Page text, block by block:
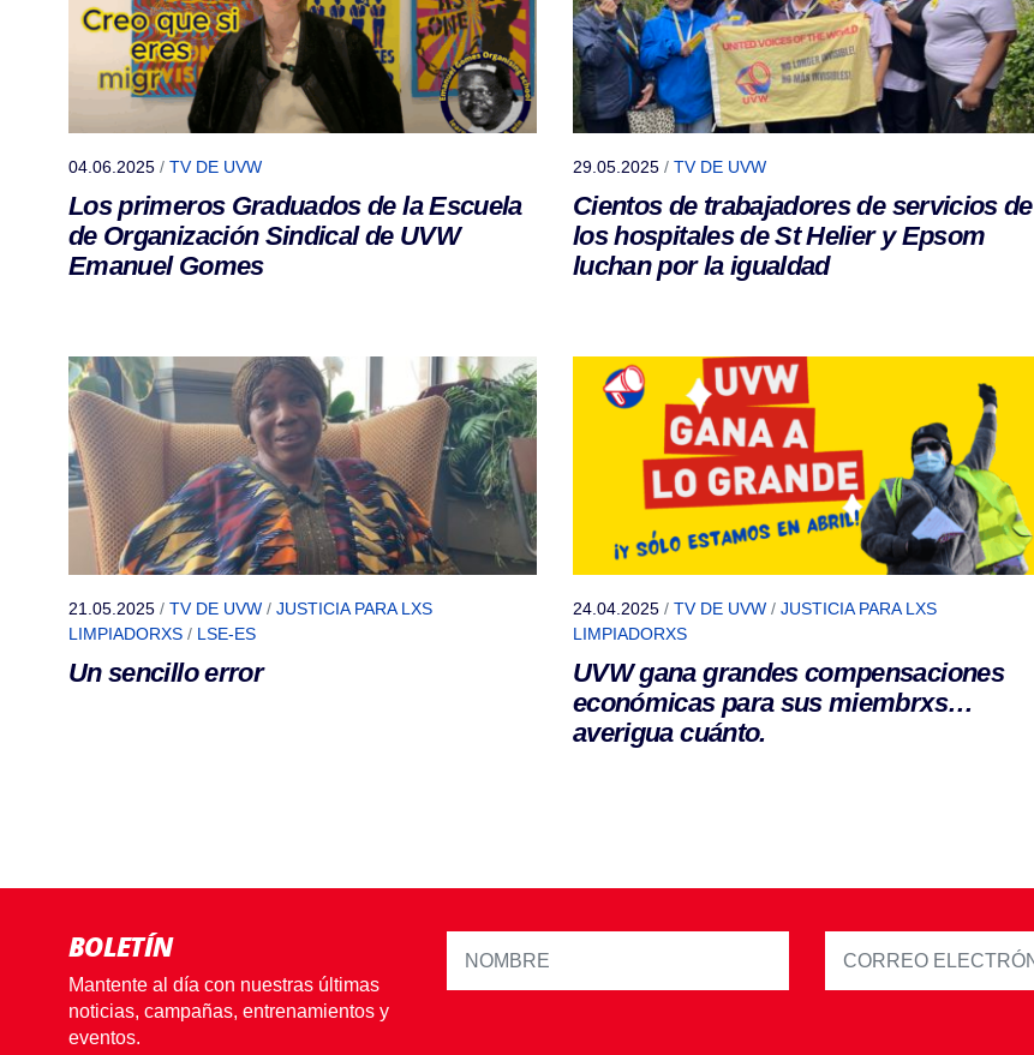
04.06.2025 / TV DE UVW
Los primeros Graduados de la Escuela
de Organización Sindical de UVW
Emanuel Gomes
29.05.2025 / TV DE UVW
Cientos de trabajadores de servicios de
los hospitales de St Helier y Epsom
luchan por la igualdad
21.05.2025 / TV DE UVW / JUSTICIA PARA LXS
LIMPIADORXS / LSE-ES
Un sencillo error
24.04.2025 / TV DE UVW / JUSTICIA PARA LXS
LIMPIADORXS
UVW gana grandes compensaciones
económicas para sus miembrxs…
averigua cuánto.
BOLETÍN
Mantente al día con nuestras últimas
noticias, campañas, entrenamientos y
eventos.